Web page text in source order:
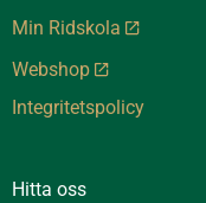
Min Ridskola
Webshop
Integritetspolicy
Hitta oss